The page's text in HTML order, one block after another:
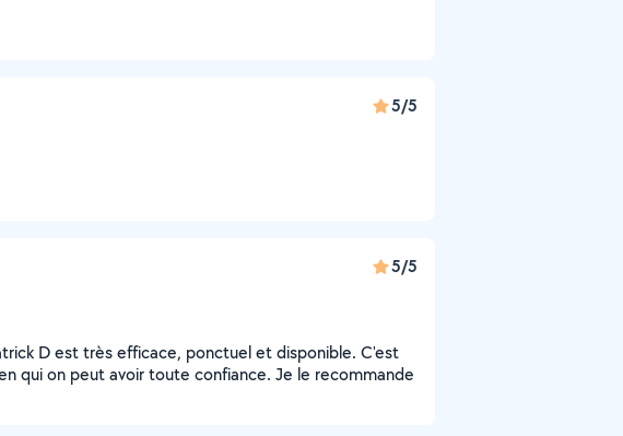
5/5
5/5
D est très efficace, ponctuel et disponible. C'est
qui on peut avoir toute confiance. Je le recommande